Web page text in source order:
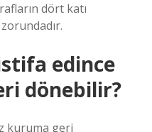
dört katı
edince
dönebilir?
kuruma geri